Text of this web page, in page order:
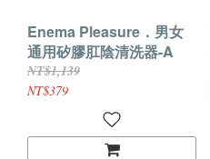
Enema Pleasure．男女
通用矽膠肛陰清洗器-A
NT$1,139
NT$379